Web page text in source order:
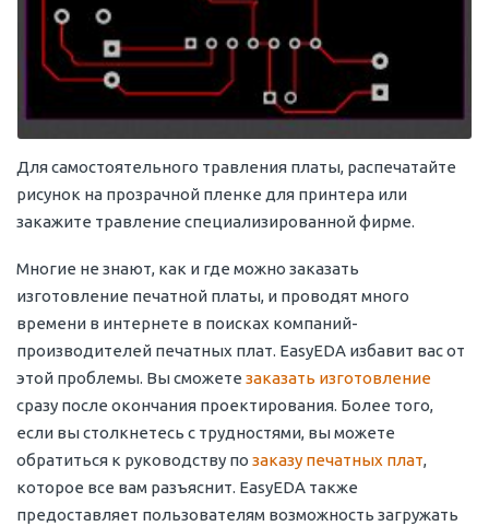
Для самостоятельного травления платы, распечатайте
рисунок на прозрачной пленке для принтера или
закажите травление специализированной фирме.
Многие не знают, как и где можно заказать
изготовление печатной платы, и проводят много
времени в интернете в поисках компаний-
производителей печатных плат. EasyEDA избавит вас от
этой проблемы. Вы сможете заказать изготовление
сразу после окончания проектирования. Более того,
если вы столкнетесь с трудностями, вы можете
обратиться к руководству по заказу печатных плат,
которое все вам разъяснит. EasyEDA также
предоставляет пользователям возможность загружать